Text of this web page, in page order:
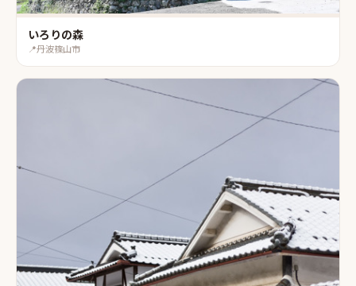
いろりの森
📍丹波篠山市